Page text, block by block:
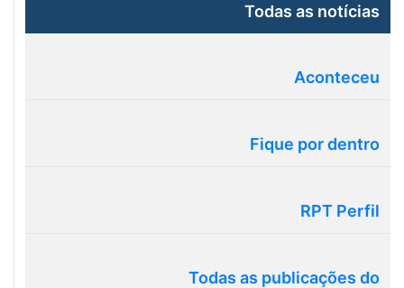
Todas as notícias
Aconteceu
Fique por dentro
RPT Perfil
Todas as publicações do